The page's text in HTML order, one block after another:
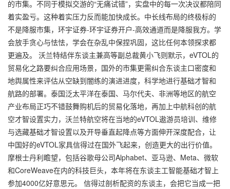
的市集。不同于模拟交游的“无痛试错”，实盘中的每一次决议都陪同
着实盈亏。这种着实压力反而能加快成长。中长线布局的终极标的
不是降服市集， 环宇证券-环宇证券开户-高效通道而是降服我方。学
会放手贪心与怯怯，学会在杂乱中保捏巩固，这比任何本领探求都
更遍及。 沃兰特结伴东谈主兼高等副总裁黄小飞则默示，eVTOL的
贸易化之路要纠合应用场景，国外的市集更需纠合东谈主口密度和
地舆属性来评估从空缺到闇练的演进进度，科学地进行基础才智和
航路的部署。泰国泛太平洋在泰国、马尔代夫、非洲等地区的航空
产业布局正巧不错鼓舞购机后的贸易化落地，再加上中航科创的航
空才智设置实力，沃兰特航空将在当地的eVTOL遨游员培训、维修
与选藏基础才智设置以及开导垂直起降点等方面伸开深度配合，让
中国好的eVTOL家具信得过在国外飞起来，创造更大的出行价值。
摩根士丹利瞻望，包括谷歌母公司Alphabet、亚马逊、Meta、微软
和CoreWeave在内的科技巨头，本年将在东谈主工智能基础才智上
参加4000亿好意思元。 信得过剖析配资的东谈主，会把它当成一把